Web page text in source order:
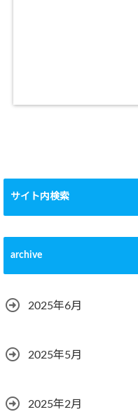
サイト内検索
archive
2025年6月
2025年5月
2025年2月